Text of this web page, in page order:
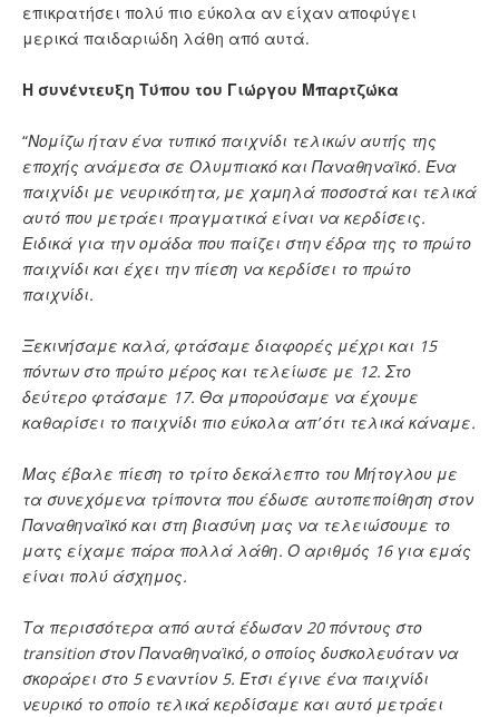
επικρατήσει πολύ πιο εύκολα αν είχαν αποφύγει
μερικά παιδαριώδη λάθη από αυτά.
Η συνέντευξη Τύπου του Γιώργου Μπαρτζώκα
“Νομίζω ήταν ένα τυπικό παιχνίδι τελικών αυτής της
εποχής ανάμεσα σε Ολυμπιακό και Παναθηναϊκό. Ένα
παιχνίδι με νευρικότητα, με χαμηλά ποσοστά και τελικά
αυτό που μετράει πραγματικά είναι να κερδίσεις.
Ειδικά για την ομάδα που παίζει στην έδρα της το πρώτο
παιχνίδι και έχει την πίεση να κερδίσει το πρώτο
παιχνίδι.
Ξεκινήσαμε καλά, φτάσαμε διαφορές μέχρι και 15
πόντων στο πρώτο μέρος και τελείωσε με 12. Στο
δεύτερο φτάσαμε 17. Θα μπορούσαμε να έχουμε
καθαρίσει το παιχνίδι πιο εύκολα απ’ ότι τελικά κάναμε.
Μας έβαλε πίεση το τρίτο δεκάλεπτο του Μήτογλου με
τα συνεχόμενα τρίποντα που έδωσε αυτοπεποίθηση στον
Παναθηναϊκό και στη βιασύνη μας να τελειώσουμε το
ματς είχαμε πάρα πολλά λάθη. Ο αριθμός 16 για εμάς
είναι πολύ άσχημος.
Τα περισσότερα από αυτά έδωσαν 20 πόντους στο
transition στον Παναθηναϊκό, ο οποίος δυσκολευόταν να
σκοράρει στο 5 εναντίον 5. Έτσι έγινε ένα παιχνίδι
νευρικό το οποίο τελικά κερδίσαμε και αυτό μετράει